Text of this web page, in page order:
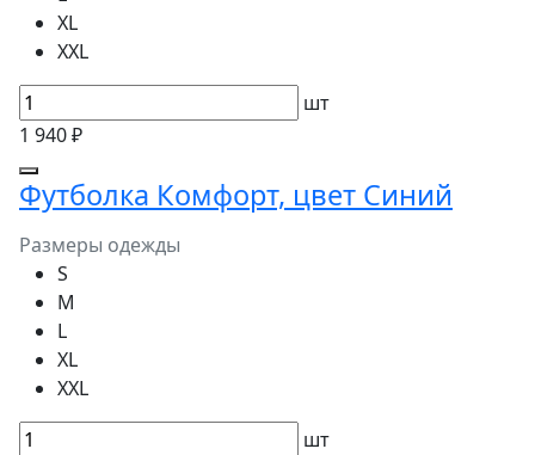
XL
XXL
шт
1 940 ₽
Футболка Комфорт, цвет Синий
Размеры одежды
S
M
L
XL
XXL
шт